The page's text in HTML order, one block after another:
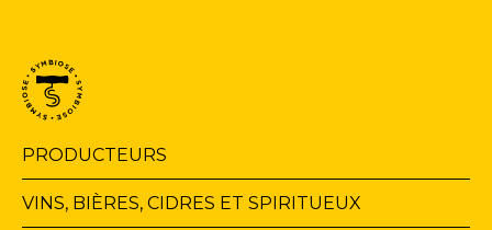
Navigation
principale
PRODUCTEURS
VINS, BIÈRES, CIDRES ET SPIRITUEUX